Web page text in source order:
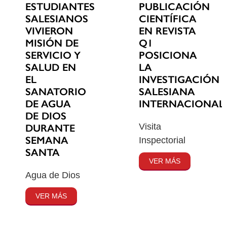
ESTUDIANTES
SALESIANOS
VIVIERON
MISIÓN DE
SERVICIO Y
SALUD EN
EL
SANATORIO
DE AGUA
DE DIOS
DURANTE
SEMANA
SANTA
Agua de Dios
VER MÁS
PUBLICACIÓN
CIENTÍFICA
EN REVISTA
Q1
POSICIONA
LA
INVESTIGACIÓN
SALESIANA
Visita
Inspectorial
VER MÁS